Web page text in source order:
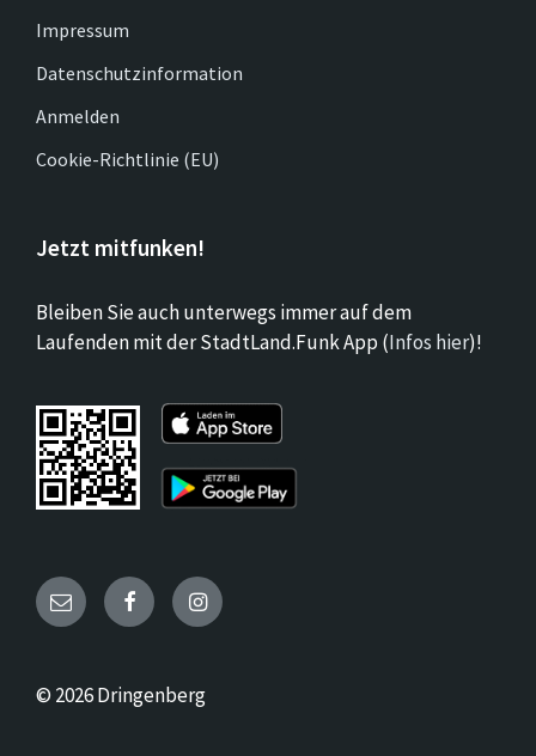
Impressum
Datenschutzinformation
Anmelden
Cookie-Richtlinie (EU)
Jetzt mitfunken!
Bleiben Sie auch unterwegs immer auf dem
Laufenden mit der StadtLand.Funk App (Infos hier)!
Email FacebookInstagram
© 2026 Dringenberg